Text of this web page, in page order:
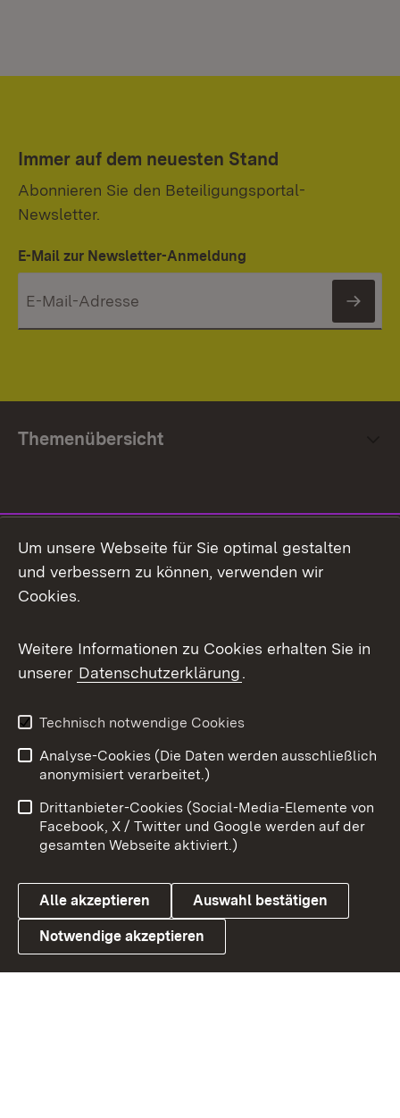
Immer auf dem neuesten Stand
Abonnieren Sie den Beteiligungsportal-
Newsletter.
E-Mail zur Newsletter-Anmeldung
Themenübersicht
Facebook
X / Twitter
Youtube
Link zum Landesportal
Impressum
Kontakt
Barrierefreiheit
Datenschutz
Cookies
Um unsere Webseite für Sie optimal gestalten
und verbessern zu können, verwenden wir
Cookies.
Weitere Informationen zu Cookies erhalten Sie in
unserer Datenschutzerklärung.
Technisch notwendige Cookies
Analyse-Cookies (Die Daten werden ausschließlich
anonymisiert verarbeitet.)
Drittanbieter-Cookies (Social-Media-Elemente von
Facebook, X / Twitter und Google werden auf der
gesamten Webseite aktiviert.)
Alle akzeptieren Auswahl bestätigen
Notwendige akzeptieren